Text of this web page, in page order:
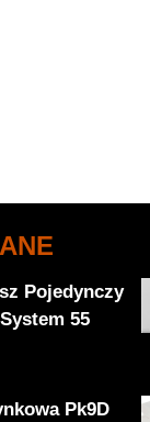
Pojedynczy
55
Pk9D